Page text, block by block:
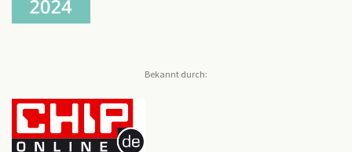
Bekannt durch: